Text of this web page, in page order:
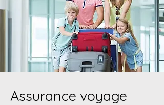
Assurance voyage